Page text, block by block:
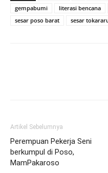
gempabumi
literasi bencana
sesar poso barat
sesar
Artikel Sebelumnya
Perempuan Pekerja Seni
berkumpul di Poso,
MamPakaroso